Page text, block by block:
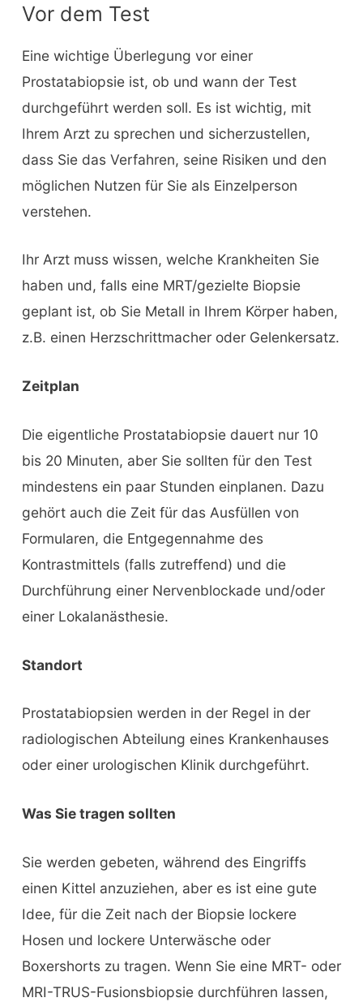
Vor dem Test
Eine wichtige Überlegung vor einer
Prostatabiopsie ist, ob und wann der Test
durchgeführt werden soll. Es ist wichtig, mit
Ihrem Arzt zu sprechen und sicherzustellen,
dass Sie das Verfahren, seine Risiken und den
möglichen Nutzen für Sie als Einzelperson
verstehen.
Ihr Arzt muss wissen, welche Krankheiten Sie
haben und, falls eine MRT/gezielte Biopsie
geplant ist, ob Sie Metall in Ihrem Körper haben,
z.B. einen Herzschrittmacher oder Gelenkersatz.
Zeitplan
Die eigentliche Prostatabiopsie dauert nur 10
bis 20 Minuten, aber Sie sollten für den Test
mindestens ein paar Stunden einplanen. Dazu
gehört auch die Zeit für das Ausfüllen von
Formularen, die Entgegennahme des
Kontrastmittels (falls zutreffend) und die
Durchführung einer Nervenblockade und/oder
einer Lokalanästhesie.
Standort
Prostatabiopsien werden in der Regel in der
radiologischen Abteilung eines Krankenhauses
oder einer urologischen Klinik durchgeführt.
Was Sie tragen sollten
Sie werden gebeten, während des Eingriffs
einen Kittel anzuziehen, aber es ist eine gute
Idee, für die Zeit nach der Biopsie lockere
Hosen und lockere Unterwäsche oder
Boxershorts zu tragen. Wenn Sie eine MRT- oder
MRI-TRUS-Fusionsbiopsie durchführen lassen,